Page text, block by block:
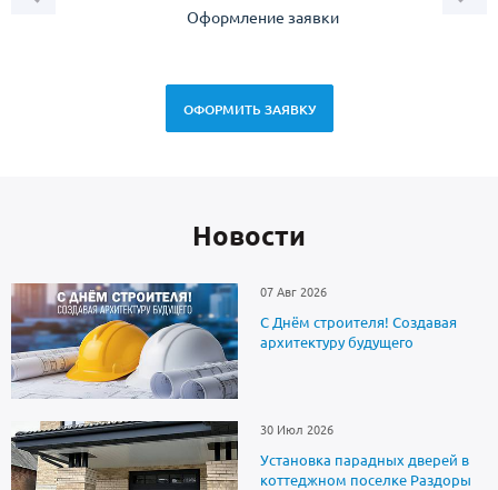
Оформление заявки
ОФОРМИТЬ ЗАЯВКУ
Новоcти
07 Авг 2026
С Днём строителя! Создавая
архитектуру будущего
30 Июл 2026
Установка парадных дверей в
коттеджном поселке Раздоры